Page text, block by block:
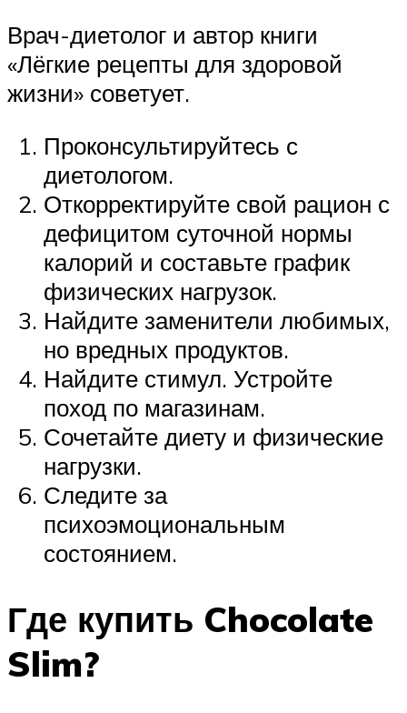
Врач-диетолог и автор книги
«Лёгкие рецепты для здоровой
жизни» советует.
Проконсультируйтесь с
диетологом.
Откорректируйте свой рацион с
дефицитом суточной нормы
калорий и составьте график
физических нагрузок.
Найдите заменители любимых,
но вредных продуктов.
Найдите стимул. Устройте
поход по магазинам.
Сочетайте диету и физические
нагрузки.
Следите за
психоэмоциональным
состоянием.
Где купить Chocolate
Slim?